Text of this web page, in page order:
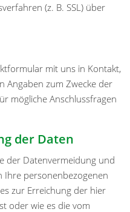
(z. B. SSL) über
mit uns in Kontakt,
Angaben zum Zwecke der
mögliche Anschlussfragen
der Daten
der Datenvermeidung und
Ihre personenbezogenen
zur Erreichung der hier
oder wie es die vom